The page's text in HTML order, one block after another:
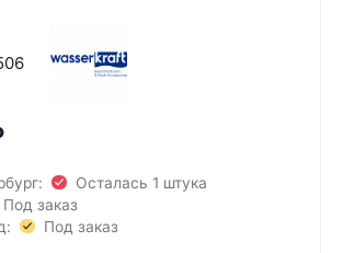
Осталась 1 штука
Под заказ
Под заказ